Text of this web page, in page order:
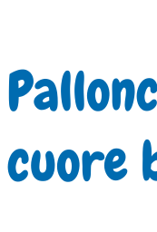
cuore